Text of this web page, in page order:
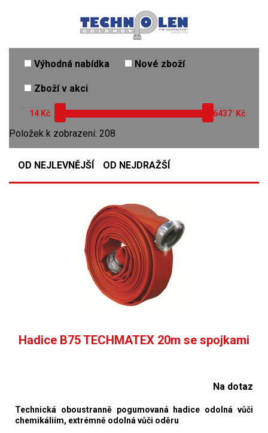
Výhodná nabídka Nové zboží
Zboží v akci
Kč Kč
Položek k zobrazení: 208
OD NEJLEVNĚJŠÍ OD NEJDRAŽŠÍ
Hadice B75 TECHMATEX 20m se spojkami
Na dotaz
Technická oboustranně pogumovaná hadice odolná vůči
chemikáliím, extrémně odolná vůči oděru